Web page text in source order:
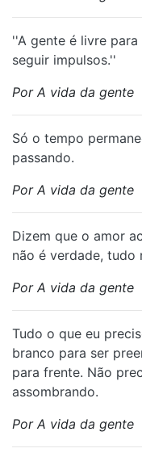
''A gente é livre
seguir impulsos.''
Por A vida da gente
Só o tempo
passando.
Por A vida da gente
Dizem que o amor
não é verdade, tudo
Por A vida da gente
Tudo o que eu
branco para ser
para frente. Não
assombrando.
Por A vida da gente